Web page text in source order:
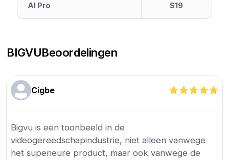
AI Pro $19
BIGVUBeoordelingen
Cigbe
Bigvu is een toonbeeld in de
videogereedschapindustrie, niet alleen vanwege
het superieure product, maar ook vanwege de